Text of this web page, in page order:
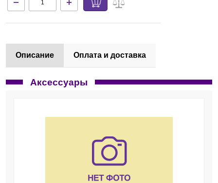
Доставка и оплата
Описание Оплата и доставка
Аксессуары